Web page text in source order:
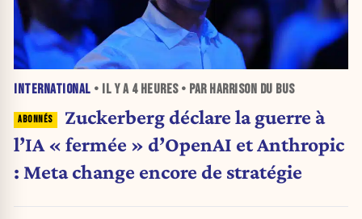
INTERNATIONAL • IL Y A 4 HEURES• PAR HARRISON DU BUS
Zuckerberg déclare la guerre à
l’IA « fermée » d’OpenAI et Anthropic
: Meta change encore de stratégie